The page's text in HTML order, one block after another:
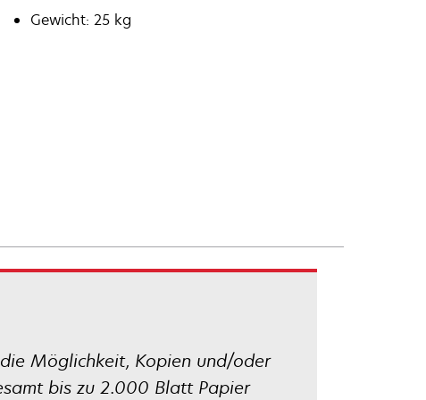
Gewicht: 25 kg
Möglichkeit, Kopien und/oder
bis zu 2.000 Blatt Papier